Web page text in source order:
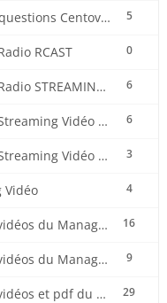
5
Foire aux questions CentovaCast
0
RCAST
6
Manager Radio STREAMING CENTER
6
Manager Streaming Vidéo TVMCP
3
Manager Streaming Vidéo VDO
4
Vidéo
16
Tutoriels vidéos du Manager Radio CentovaCast
9
Tutoriels vidéos du Manager Radio STREAMING CENTER
29
Tutoriels vidéos et pdf du CMS Radio Wordpress + OnAir2/Pro.Radio